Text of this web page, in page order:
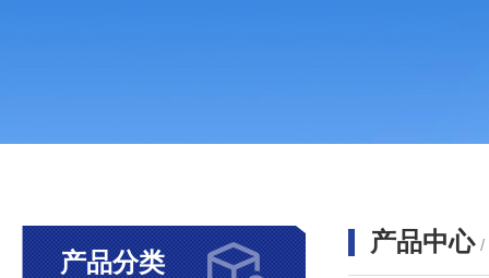
产品分类
产品中心 /